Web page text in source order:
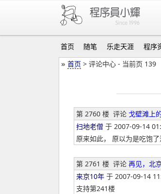
首页 随笔 乐走天涯 程序
» 首页 > 评论中心 - 当前页 139
第 2760 楼 评论 戈壁滩上
扫地老僧 于 2007-09-14
原来如此， 原以为是吃饱
第 2761 楼 评论 再见，北
来京10年 于 2007-09-14
支持第241楼